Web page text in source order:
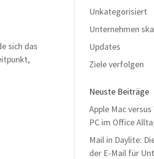
sich das
Unkategorisiert
Unternehmen
Updates
Ziele verfolgen
Neuste Beiträge
Apple Mac
PC im Office
Mail in Daylite:
der E-Mail für